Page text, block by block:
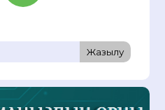
Жазылу